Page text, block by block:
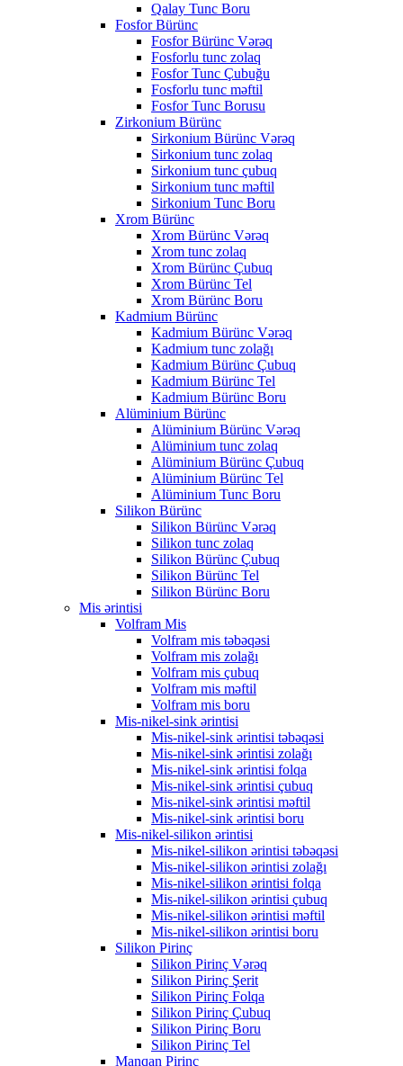
Qalay Tunc Boru
Fosfor Bürünc
Fosfor Bürünc Vərəq
Fosforlu tunc zolaq
Fosfor Tunc Çubuğu
Fosforlu tunc məftil
Fosfor Tunc Borusu
Zirkonium Bürünc
Sirkonium Bürünc Vərəq
Sirkonium tunc zolaq
Sirkonium tunc çubuq
Sirkonium tunc məftil
Sirkonium Tunc Boru
Xrom Bürünc
Xrom Bürünc Vərəq
Xrom tunc zolaq
Xrom Bürünc Çubuq
Xrom Bürünc Tel
Xrom Bürünc Boru
Kadmium Bürünc
Kadmium Bürünc Vərəq
Kadmium tunc zolağı
Kadmium Bürünc Çubuq
Kadmium Bürünc Tel
Kadmium Bürünc Boru
Alüminium Bürünc
Alüminium Bürünc Vərəq
Alüminium tunc zolaq
Alüminium Bürünc Çubuq
Alüminium Bürünc Tel
Alüminium Tunc Boru
Silikon Bürünc
Silikon Bürünc Vərəq
Silikon tunc zolaq
Silikon Bürünc Çubuq
Silikon Bürünc Tel
Silikon Bürünc Boru
Mis ərintisi
Volfram Mis
Volfram mis təbəqəsi
Volfram mis zolağı
Volfram mis çubuq
Volfram mis məftil
Volfram mis boru
Mis-nikel-sink ərintisi
Mis-nikel-sink ərintisi təbəqəsi
Mis-nikel-sink ərintisi zolağı
Mis-nikel-sink ərintisi folqa
Mis-nikel-sink ərintisi çubuq
Mis-nikel-sink ərintisi məftil
Mis-nikel-sink ərintisi boru
Mis-nikel-silikon ərintisi
Mis-nikel-silikon ərintisi təbəqəsi
Mis-nikel-silikon ərintisi zolağı
Mis-nikel-silikon ərintisi folqa
Mis-nikel-silikon ərintisi çubuq
Mis-nikel-silikon ərintisi məftil
Mis-nikel-silikon ərintisi boru
Silikon Pirinç
Silikon Pirinç Vərəq
Silikon Pirinç Şerit
Silikon Pirinç Folqa
Silikon Pirinç Çubuq
Silikon Pirinç Boru
Silikon Pirinç Tel
Manqan Pirinç